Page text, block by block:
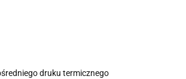
druku termicznego